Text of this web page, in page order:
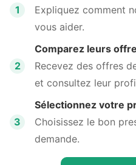
1
Expliquez comment
vous aider.
2
Comparez leurs
Recevez des offres
et consultez leur
3
Sélectionnez votre
Choisissez le bon
demande.